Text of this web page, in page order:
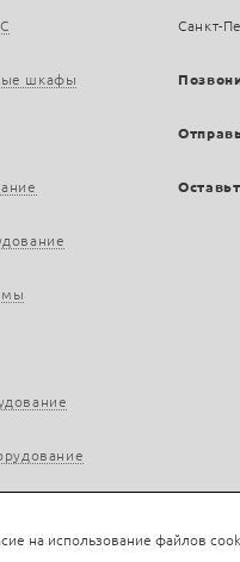
шкафы
Санкт-
на использование файлов